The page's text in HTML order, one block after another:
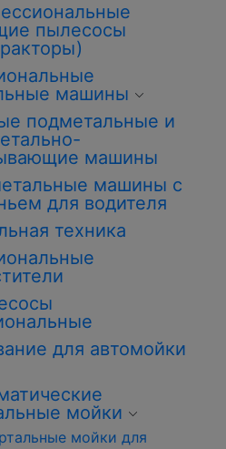
пылесосы
машины
подметальные и
машины
машины с
для водителя
техника
для автомойки
мойки
мойки для